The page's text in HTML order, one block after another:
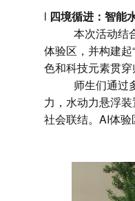
l 四境循进：智能
本次活动结
体验区，并构建
色和科技元素贯
师生们通过
力，水动力悬浮
社会联结。 AI体验